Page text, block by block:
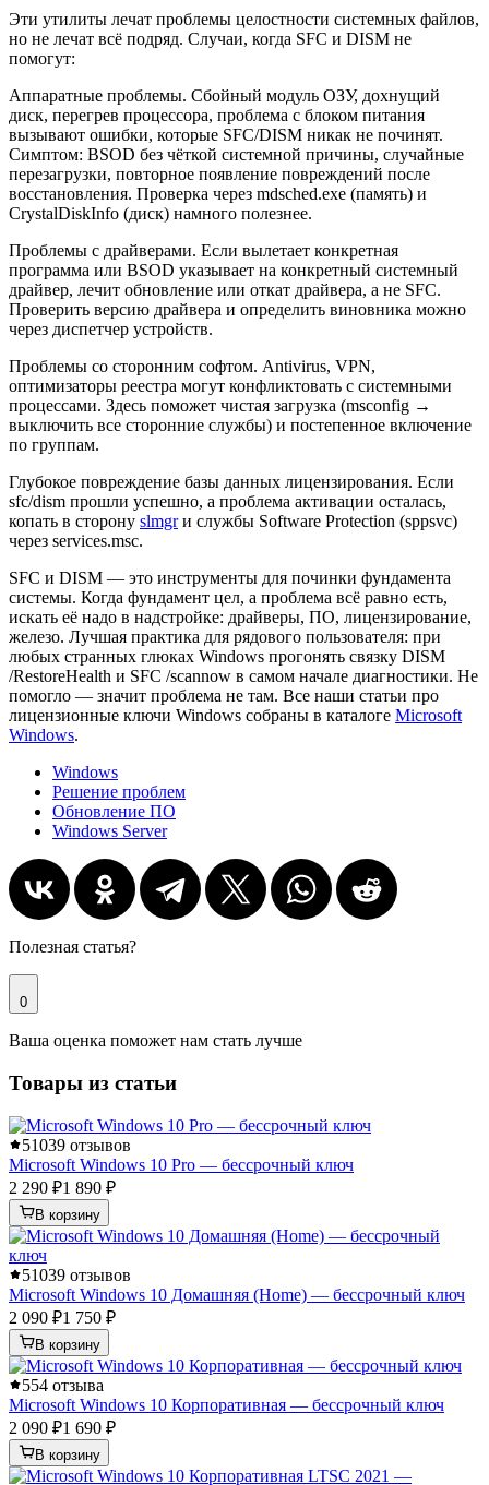
Эти утилиты лечат проблемы целостности системных файлов,
но не лечат всё подряд. Случаи, когда SFC и DISM не
помогут:
Аппаратные проблемы. Сбойный модуль ОЗУ, дохнущий
диск, перегрев процессора, проблема с блоком питания
вызывают ошибки, которые SFC/DISM никак не починят.
Симптом: BSOD без чёткой системной причины, случайные
перезагрузки, повторное появление повреждений после
восстановления. Проверка через mdsched.exe (память) и
CrystalDiskInfo (диск) намного полезнее.
Проблемы с драйверами. Если вылетает конкретная
программа или BSOD указывает на конкретный системный
драйвер, лечит обновление или откат драйвера, а не SFC.
Проверить версию драйвера и определить виновника можно
через диспетчер устройств.
Проблемы со сторонним софтом. Antivirus, VPN,
оптимизаторы реестра могут конфликтовать с системными
процессами. Здесь поможет чистая загрузка (msconfig →
выключить все сторонние службы) и постепенное включение
по группам.
Глубокое повреждение базы данных лицензирования. Если
sfc/dism прошли успешно, а проблема активации осталась,
копать в сторону slmgrи службы Software Protection (sppsvc)
через services.msc.
SFC и DISM — это инструменты для починки фундамента
системы. Когда фундамент цел, а проблема всё равно есть,
искать её надо в надстройке: драйверы, ПО, лицензирование,
железо. Лучшая практика для рядового пользователя: при
любых странных глюках Windows прогонять связку DISM
/RestoreHealth и SFC /scannow в самом начале диагностики. Не
помогло — значит проблема не там. Все наши статьи про
лицензионные ключи Windows собраны в каталоге Microsoft
Windows.
Windows
Решение проблем
Обновление ПО
Windows Server
Полезная статья?
0
Ваша оценка поможет нам стать лучше
Товары из статьи
51039 отзывов
Microsoft Windows 10 Pro — бессрочный ключ
2 290 ₽1 890 ₽
В корзину
51039 отзывов
Microsoft Windows 10 Домашняя (Home) — бессрочный ключ
2 090 ₽1 750 ₽
В корзину
554 отзыва
Microsoft Windows 10 Корпоративная — бессрочный ключ
2 090 ₽1 690 ₽
В корзину